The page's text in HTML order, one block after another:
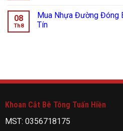
08
Th8
Mua Nhựa Đường Đóng
Tín
Khoan Cắt Bê Tông Tuấn Hiền
MST: 0356718175